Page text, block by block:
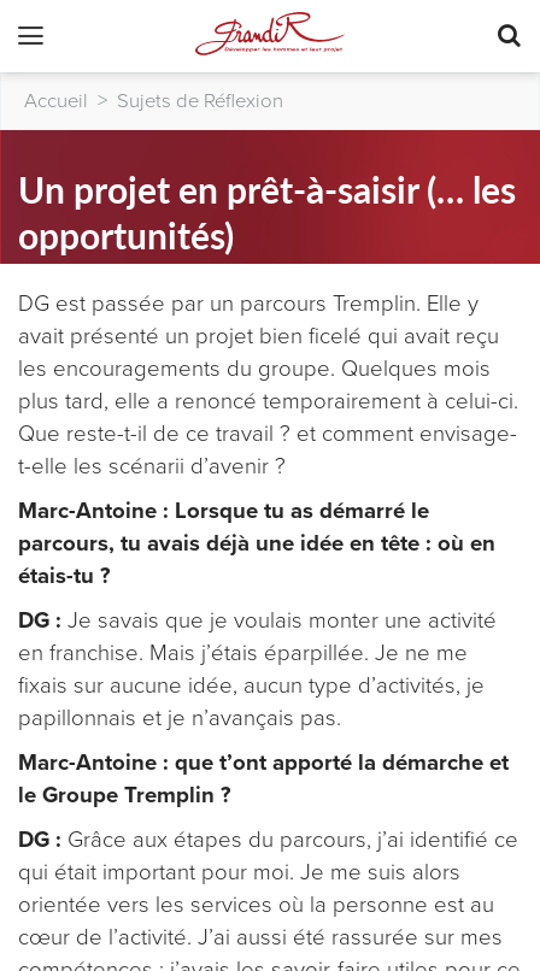
Accueil > Sujets de Réflexion
Un projet en prêt-à-saisir (… les
opportunités)
DG est passée par un parcours Tremplin. Elle y
avait présenté un projet bien ficelé qui avait reçu
les encouragements du groupe. Quelques mois
plus tard, elle a renoncé temporairement à celui-ci.
Que reste-t-il de ce travail ? et comment envisage-
t-elle les scénarii d’avenir ?
Marc-Antoine : Lorsque tu as démarré le
parcours, tu avais déjà une idée en tête : où en
étais-tu ?
DG : Je savais que je voulais monter une activité
en franchise. Mais j’étais éparpillée. Je ne me
fixais sur aucune idée, aucun type d’activités, je
papillonnais et je n’avançais pas.
Marc-Antoine : que t’ont apporté la démarche et
le Groupe Tremplin ?
DG : Grâce aux étapes du parcours, j’ai identifié ce
qui était important pour moi. Je me suis alors
orientée vers les services où la personne est au
cœur de l’activité. J’ai aussi été rassurée sur mes